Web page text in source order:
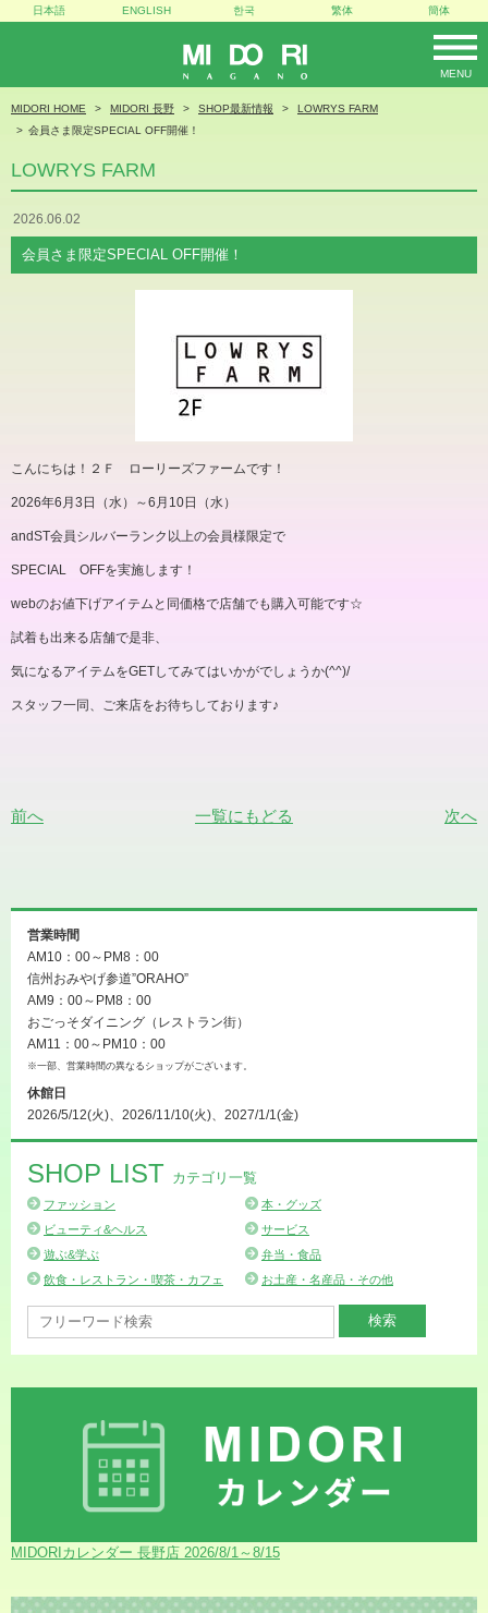
MIDORI
MENU
日本語 ENGLISH 한국 繁体 簡体
MIDORI HOME MIDORI 長野 SHOP最新情報
LOWRYS FARM
会員さま限定SPECIAL OFF開催！
LOWRYS FARM
2026.06.02
会員さま限定SPECIAL OFF開催！
こんにちは！２Ｆ ローリーズファームです！
2026年6 月 3 日（水）～6 月 10日（水）
andST会員シルバーランク以上の会員様限定で
SPECIAL OFFを実施します！
webのお値下げアイテムと同価格で店舗でも購入可能です☆
試着も出来る店舗で是非、
気になるアイテムをGETしてみてはいかがでしょうか(^^)/
スタッフ一同、ご来店をお待ちしております♪
前へ 一覧にもどる 次へ
営業時間
AM10：00～PM8：00
信州おみやげ参道”ORAHO”
AM9：00～PM8：00
おごっそダイニング（レストラン街）
AM11：00～PM10：00
※一部、営業時間の異なるショップがございます。
休館日
2026/5/12(火)、2026/11/10(火)、2027/1/1(金)
SHOP LIST カテゴリ一覧
ファッション
本・グッズ
ビューティ&ヘルス
サービス
遊ぶ&学ぶ
弁当・食品
飲食・レストラン・喫茶・カフェ
お土産・名産品・その他
MIDORIカレンダー 長野店 2026/8/1～8/15